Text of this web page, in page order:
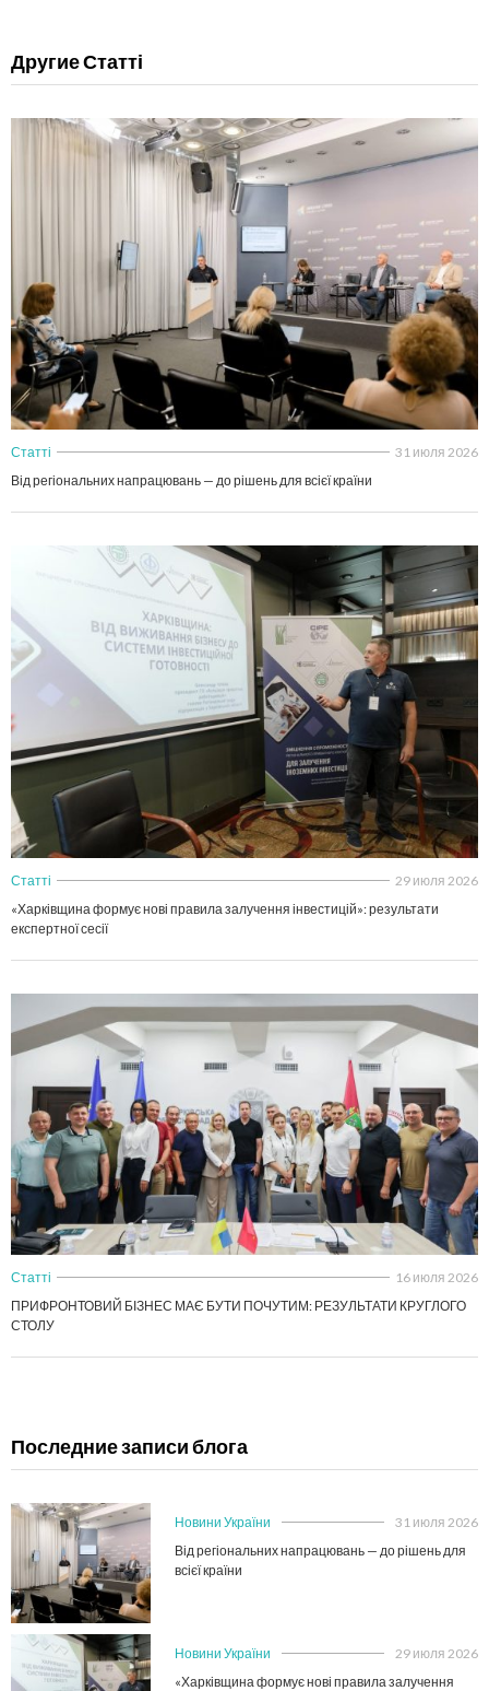
Другие Статті
Статті
31 июля 2026
Від регіональних напрацювань — до рішень для всієї країни
Статті
29 июля 2026
«Харківщина формує нові правила залучення інвестицій»: результати
експертної сесії
Статті
16 июля 2026
ПРИФРОНТОВИЙ БІЗНЕС МАЄ БУТИ ПОЧУТИМ: РЕЗУЛЬТАТИ КРУГЛОГО
СТОЛУ
Последние записи блога
Новини України
31 июля 2026
Від регіональних напрацювань — до рішень для
всієї країни
Новини України
29 июля 2026
«Харківщина формує нові правила залучення